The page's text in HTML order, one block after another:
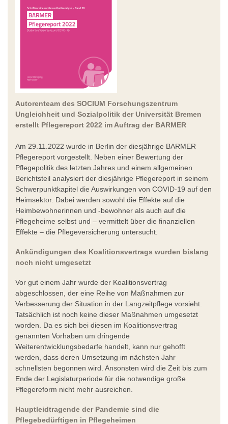
Autorenteam des SOCIUM Forschungszentrum
Ungleichheit und Sozialpolitik der Universität Bremen
erstellt Pflegereport 2022 im Auftrag der BARMER
Am 29.11.2022 wurde in Berlin der diesjährige BARMER
Pflegereport vorgestellt. Neben einer Bewertung der
Pflegepolitik des letzten Jahres und einem allgemeinen
Berichtsteil analysiert der diesjährige Pflegereport in seinem
Schwerpunktkapitel die Auswirkungen von COVID-19 auf den
Heimsektor. Dabei werden sowohl die Effekte auf die
Heimbewohnerinnen und -bewohner als auch auf die
Pflegeheime selbst und – vermittelt über die finanziellen
Effekte – die Pflegeversicherung untersucht.
Ankündigungen des Koalitionsvertrags wurden bislang
noch nicht umgesetzt
Vor gut einem Jahr wurde der Koalitionsvertrag
abgeschlossen, der eine Reihe von Maßnahmen zur
Verbesserung der Situation in der Langzeitpflege vorsieht.
Tatsächlich ist noch keine dieser Maßnahmen umgesetzt
worden. Da es sich bei diesen im Koalitionsvertrag
genannten Vorhaben um dringende
Weiterentwicklungsbedarfe handelt, kann nur gehofft
werden, dass deren Umsetzung im nächsten Jahr
schnellsten begonnen wird. Ansonsten wird die Zeit bis zum
Ende der Legislaturperiode für die notwendige große
Pflegereform nicht mehr ausreichen.
Hauptleidtragende der Pandemie sind die
Pflegebedürftigen in Pflegeheimen